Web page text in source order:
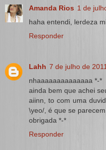
Amanda Rios 1 de
haha entendi, lerdeza
Responder
Lahh 7 de julho de
nhaaaaaaaaaaaaaa *-*
ainda bem que achei
aiinn, to com uma
\yeo/, é que se
obrigada *-*
Responder